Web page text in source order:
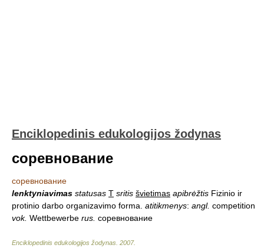
Enciklopedinis edukologijos žodynas
соревнование
соревнование
lenktyniavimas statusas T sritis švietimas apibrėžtis Fizinio ir
protinio darbo organizavimo forma. atitikmenys: angl. competition
vok. Wettbewerbe rus. соревнование
Enciklopedinis edukologijos žodynas 2007.